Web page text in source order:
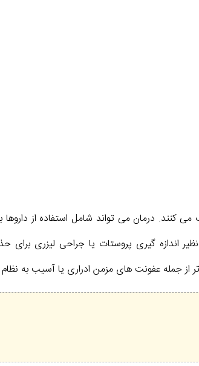
درمان می تواند شامل استفاده از داروها
نظیر اندازه گیری پروستات یا جراحی لیزری
جمله عفونت های مزمن ادراری یا آسیب به نظام